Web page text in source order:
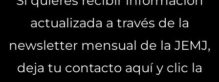
actualizada a través de la
newsletter mensual de la JEMJ,
deja tu contacto aquí y clic la